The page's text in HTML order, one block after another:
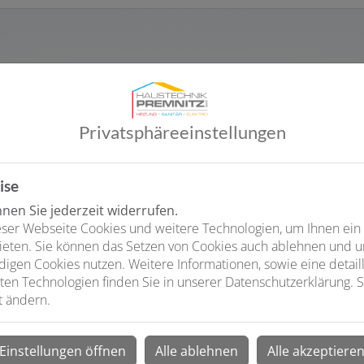
Werte
Leitungen … – unsere erfahrenen Mitarbeiter prüfen die
Dabei erkennen sie zuverlässig die Gefahrenquellen, die z.
Festgestellte Mängel werden fachgerecht behoben. Die
Geräte keine Sicherheitsmängel aufweisen. So sind Sie
können Sie bei einem möglichen Haftungsfall den
Versicherungsanbietern Prämiennachlässe, weil damit
zeigt Ihnen auf, wie Sie Ihre
E-CHECKS für Ihre E-Mobilität, Photovoltaik
Privatsphäre­einstellungen
Sie jederzeit widerrufen.
Webseite Cookies und weitere Technologien, um Ihnen
Sie können das Setzen von Cookies auch ablehnen und
Cookies nutzen. Weitere Informationen, sowie eine
Technologien finden Sie in unserer Datenschutzerklärung.
ändern.
Einstellungen öffnen Alle ablehnen Alle akzeptieren